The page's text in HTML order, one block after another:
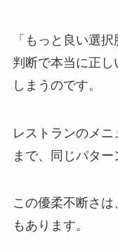
「もっと良い選
判断で本当に正
しまうのです。
レストランのメ
まで、同じパター
この優柔不断さ
もあります。